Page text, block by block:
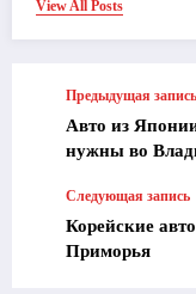
View All Posts
Предыдущая запись
Авто из
нужны во
Следующая запись
Корейские
Приморья